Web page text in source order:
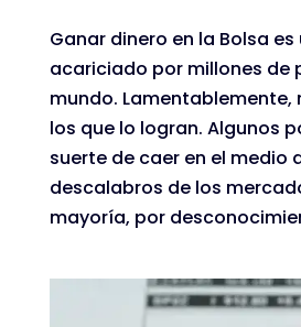
Ganar dinero en la Bolsa es
acariciado por millones de
mundo. Lamentablemente,
los que lo logran. Algunos
suerte de caer en el medio
descalabros de los
mayoría, por